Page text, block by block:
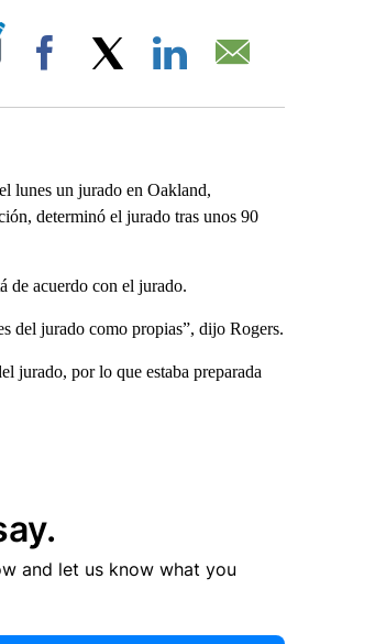
"".
Facebook
lunes un jurado en Oakland,
determinó el jurado tras unos 90
de acuerdo con el jurado.
del jurado como propias”, dijo Rogers.
jurado, por lo que estaba preparada
and let us know what you